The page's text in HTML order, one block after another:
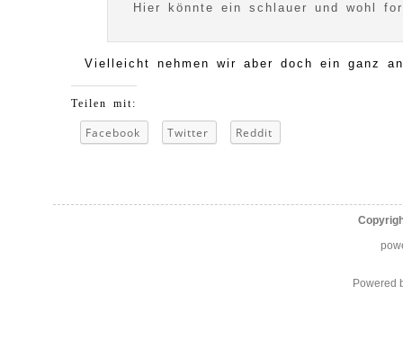
Hier könnte ein schlauer und wohl
Vielleicht nehmen wir aber doch ein ganz
Teilen mit:
Facebook Twitter Reddit
Powered